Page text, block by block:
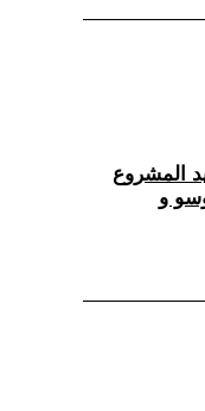
المشروع
و